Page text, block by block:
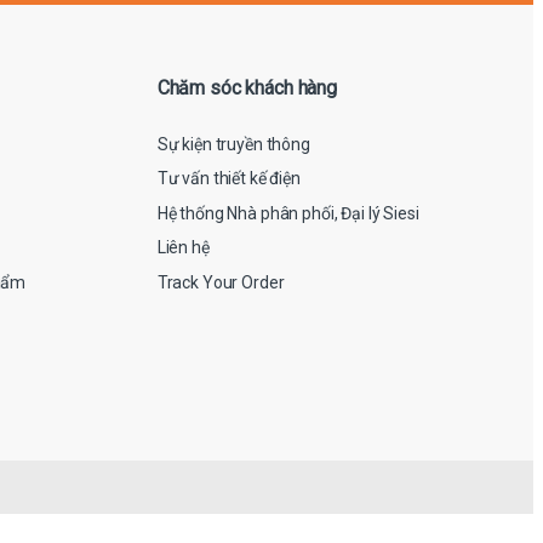
Chăm sóc khách hàng
Sự kiện truyền thông
Tư vấn thiết kế điện
Hệ thống Nhà phân phối, Đại lý Siesi
Liên hệ
Track Your Order